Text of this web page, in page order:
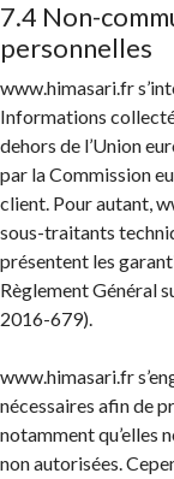
7.4 Non-
personnelles
www.himasari.fr
Informations
dehors de l’Union
par la Commission
client. Pour autant,
sous-traitants
présentent les
Règlement Général
2016-679).
www.himasari.fr
nécessaires afin de
notamment qu’elles
non autorisées.